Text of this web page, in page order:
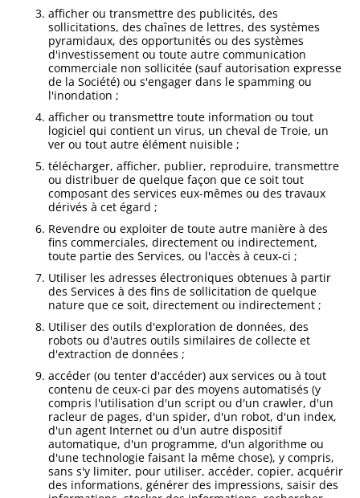
afficher ou transmettre des publicités, des
sollicitations, des chaînes de lettres, des systèmes
pyramidaux, des opportunités ou des systèmes
d'investissement ou toute autre communication
commerciale non sollicitée (sauf autorisation expresse
de la Société) ou s'engager dans le spamming ou
l'inondation ;
afficher ou transmettre toute information ou tout
logiciel qui contient un virus, un cheval de Troie, un
ver ou tout autre élément nuisible ;
télécharger, afficher, publier, reproduire, transmettre
ou distribuer de quelque façon que ce soit tout
composant des services eux-mêmes ou des travaux
dérivés à cet égard ;
Revendre ou exploiter de toute autre manière à des
fins commerciales, directement ou indirectement,
toute partie des Services, ou l'accès à ceux-ci ;
Utiliser les adresses électroniques obtenues à partir
des Services à des fins de sollicitation de quelque
nature que ce soit, directement ou indirectement ;
Utiliser des outils d'exploration de données, des
robots ou d'autres outils similaires de collecte et
d'extraction de données ;
accéder (ou tenter d'accéder) aux services ou à tout
contenu de ceux-ci par des moyens automatisés (y
compris l'utilisation d'un script ou d'un crawler, d'un
racleur de pages, d'un spider, d'un robot, d'un index,
d'un agent Internet ou d'un autre dispositif
automatique, d'un programme, d'un algorithme ou
d'une technologie faisant la même chose), y compris,
sans s'y limiter, pour utiliser, accéder, copier, acquérir
des informations, générer des impressions, saisir des